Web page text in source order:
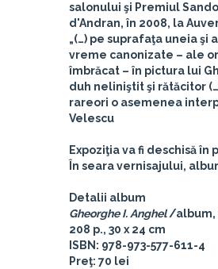
salonului şi Premiul
d'Andran, în 2008, la
„(…) pe suprafaţa uneia
vreme canonizate – ale
îmbrăcat – în pictura lui
duh neliniştit şi rătăcitor
rareori o asemenea
Velescu
Expoziţia va fi deschisă în
În seara vernisajului,
Detalii album
Gheorghe I. Anghel/album,
208 p., 30 x 24 cm
ISBN: 978-973-577-611-4
Preţ: 70 lei